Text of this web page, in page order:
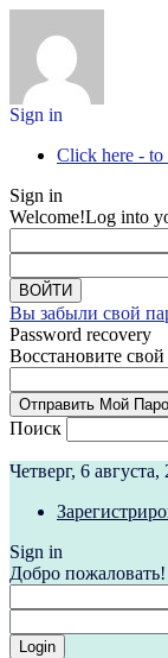
Sign in
Click here - to
Sign in
Welcome!Log into
Вы забыли свой
Password recovery
Восстановите
Поиск
Четверг, 6 августа,
Sign in
Добро